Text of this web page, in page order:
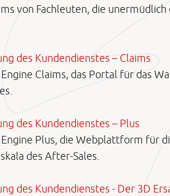
von Fachleuten, die
des Kundendienstes – Claims
Claims, das Portal für das
des Kundendienstes – Plus
Plus, die Webplattform für
des After-Sales.
des Kundendienstes - Der 3D